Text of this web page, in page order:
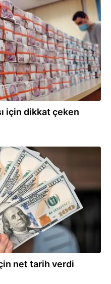
için dikkat çeken
net tarih verdi